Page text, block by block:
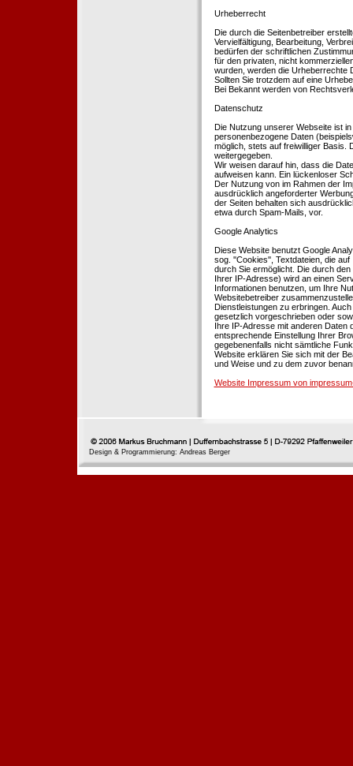
Urheberrecht
Die durch die Seitenbetreiber
Vervielfältigung, Bearbeitung,
bedürfen der schriftlichen
für den privaten, nicht
wurden, werden die Urheberrechte
Sollten Sie trotzdem auf eine
Bei Bekannt werden von
Datenschutz
Die Nutzung unserer Webseite ist
personenbezogene Daten
möglich, stets auf freiwilliger Basis.
weitergegeben.
Wir weisen darauf hin, dass die
aufweisen kann. Ein lückenloser
Der Nutzung von im Rahmen der
ausdrücklich angeforderter
der Seiten behalten sich
etwa durch Spam-Mails, vor.
Google Analytics
Diese Website benutzt Google
sog. ''Cookies'', Textdateien, die
durch Sie ermöglicht. Die durch
Ihrer IP-Adresse) wird an einen
Informationen benutzen, um Ihre
Websitebetreiber
Dienstleistungen zu erbringen.
gesetzlich vorgeschrieben oder
Ihre IP-Adresse mit anderen Daten
entsprechende Einstellung Ihrer
gegebenenfalls nicht sämtliche
Website erklären Sie sich mit der
und Weise und zu dem zuvor
Website Impressum von
Design & Programmierung: Andreas Berger